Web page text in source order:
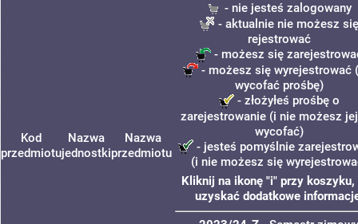
Kod
przedmiotu
Nazwa
jednostki
Nazwa
przedmiotu
- nie jesteś zalogowany
- aktualnie nie możesz się
rejestrować
- możesz się
- możesz się wyrejestrować
wycofać prośbę)
- złożyłeś prośbę o
zarejestrowanie (i nie możesz
wycofać)
- jesteś pomyślnie
(i nie możesz się
Kliknij na ikonę "i" przy koszyku,
uzyskać dodatkowe